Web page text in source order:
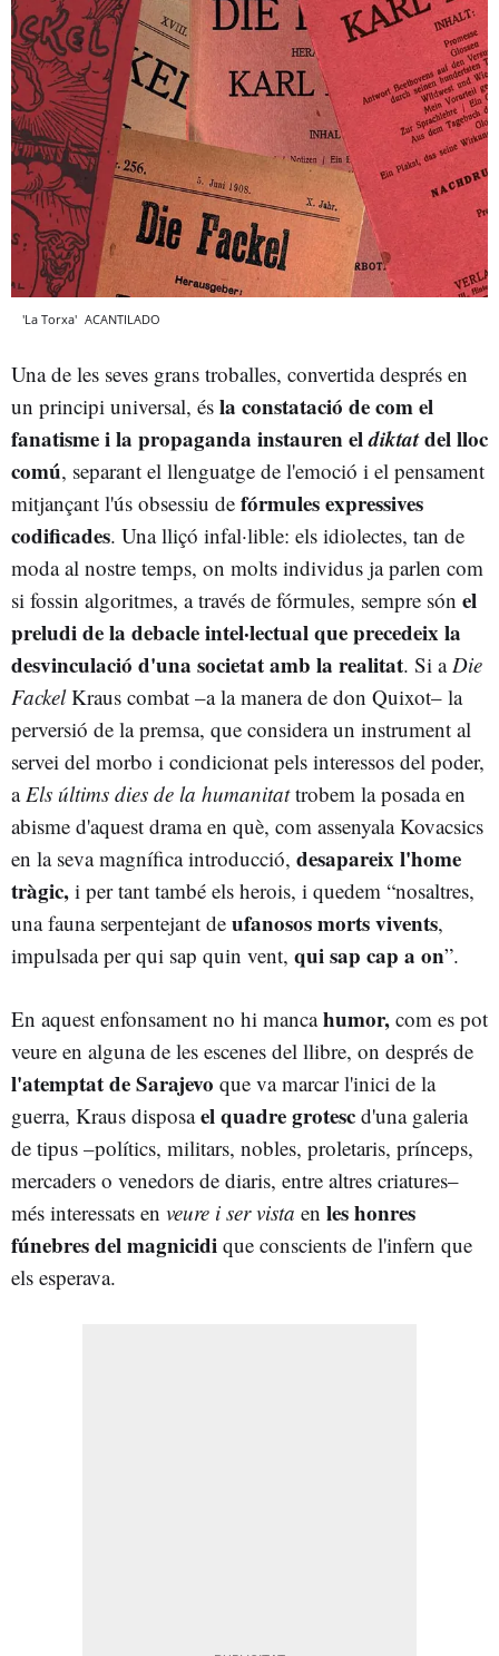
'La Torxa' ACANTILADO
Una de les seves grans troballes, convertida després en
un principi universal, és la constatació de com el
fanatisme i la propaganda instauren eldiktatdel lloc
comú, separant el llenguatge de l'emoció i el pensament
mitjançant l'ús obsessiu de fórmules expressives
codificades. Una lliçó infal·lible: els idiolectes, tan de
moda al nostre temps, on molts individus ja parlen com
si fossin algoritmes, a través de fórmules, sempre són el
preludi de la debacle intel·lectual que precedeix la
desvinculació d'una societat amb la realitat. Si a Die
FackelKraus combat –a la manera de don Quixot– la
perversió de la premsa, que considera un instrument al
servei del morbo i condicionat pels interessos del poder,
a Els últims dies de la humanitattrobem la posada en
abisme d'aquest drama en què, com assenyala Kovacsics
en la seva magnífica introducció, desapareix l'home
tràgic, i per tant també els herois, i quedem “nosaltres,
una fauna serpentejant de ufanosos morts vivents,
impulsada per qui sap quin vent, qui sap cap a on”.
En aquest enfonsament no hi mancahumor, com es pot
veure en alguna de les escenes del llibre, on després de
l'atemptat de Sarajevo que va marcar l'inici de la
guerra, Kraus disposael quadre grotesc d'una galeria
de tipus –polítics, militars, nobles, proletaris, prínceps,
mercaders o venedors de diaris, entre altres criatures–
més interessats en veure i ser vista en les honres
fúnebres del magnicidi que conscients de l'infern que
els esperava.